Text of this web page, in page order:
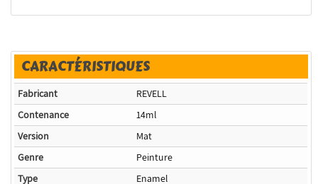
CARACTÉRISTIQUES
Fabricant
REVELL
Contenance
14ml
Version
Mat
Genre
Peinture
Type
Enamel